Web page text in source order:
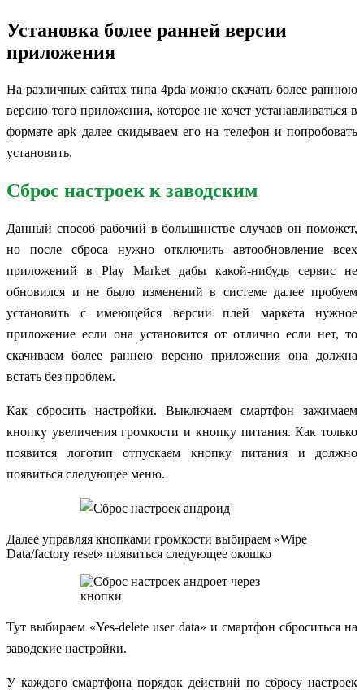
Установка более ранней версии
приложения
На различных сайтах типа 4pda можно скачать более раннюю
версию того приложения, которое не хочет устанавливаться в
формате apk далее скидываем его на телефон и попробовать
установить.
Сброс настроек к заводским
Данный способ рабочий в большинстве случаев он поможет,
но после сброса нужно отключить автообновление всех
приложений в Play Market дабы какой-нибудь сервис не
обновился и не было изменений в системе далее пробуем
установить с имеющейся версии плей маркета нужное
приложение если она установится от отлично если нет, то
скачиваем более раннею версию приложения она должна
встать без проблем.
Как сбросить настройки. Выключаем смартфон зажимаем
кнопку увеличения громкости и кнопку питания. Как только
появится логотип отпускаем кнопку питания и должно
появиться следующее меню.
Далее управляя кнопками громкости выбираем «Wipe
Data/factory reset» появиться следующее окошко
Тут выбираем «Yes-delete user data» и смартфон сброситься на
заводские настройки.
У каждого смартфона порядок действий по сбросу настроек